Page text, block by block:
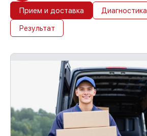
Прием и доставка Диагностика
Результат